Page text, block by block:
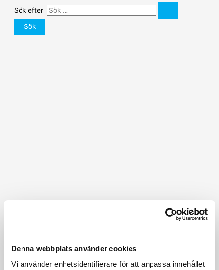
Denna webbplats använder cookies
Vi använder enhetsidentifierare för att anpassa innehållet
Sök efter: